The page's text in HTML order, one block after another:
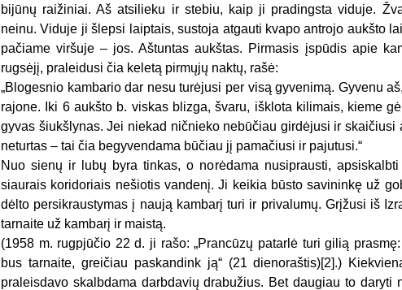
bijūnų raižiniai. Aš atsilieku ir stebiu, kaip ji pradingsta viduje.
neinu. Viduje ji šlepsi laiptais, sustoja atgauti kvapo antrojo aukšto
pačiame viršuje – jos. Aštuntas aukštas. Pirmasis įspūdis apie
rugsėjį, praleidusi čia keletą pirmųjų naktų, rašė:
„Blogesnio kambario dar nesu turėjusi per visą gyvenimą. Gyvenu
rajone. Iki 6 aukšto b. viskas blizga, švaru, išklota kilimais, kieme
gyvas šiukšlynas. Jei niekad ničnieko nebūčiau girdėjusi ir skaičiusi
neturtas – tai čia begyvendama būčiau jį pamačiusi ir pajutusi.“
Nuo sienų ir lubų byra tinkas, o norėdama nusiprausti,
siaurais koridoriais nešiotis vandenį. Ji keikia būsto savininkę už
dėlto persikraustymas į naują kambarį turi ir privalumų. Grįžusi iš
tarnaite už kambarį ir maistą.
(1958 m. rugpjūčio 22 d. ji rašo: „Prancūzų patarlė turi gilią
bus tarnaite, greičiau paskandink ją“ (21 dienoraštis)[2].)
praleisdavo skalbdama darbdavių drabužius. Bet daugiau to daryti